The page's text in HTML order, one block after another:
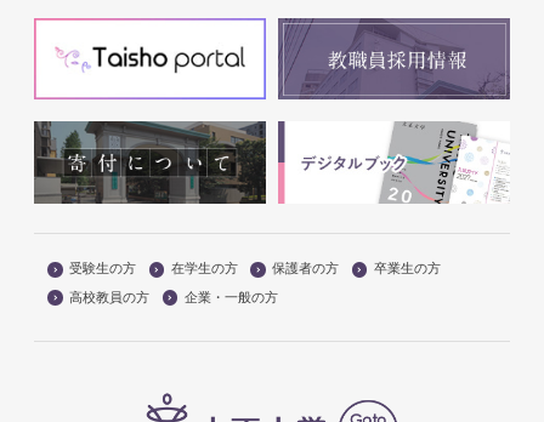
受験生の方 在学生の方 保護者の方
卒業生の方
高校教員の方
企業・一般の方